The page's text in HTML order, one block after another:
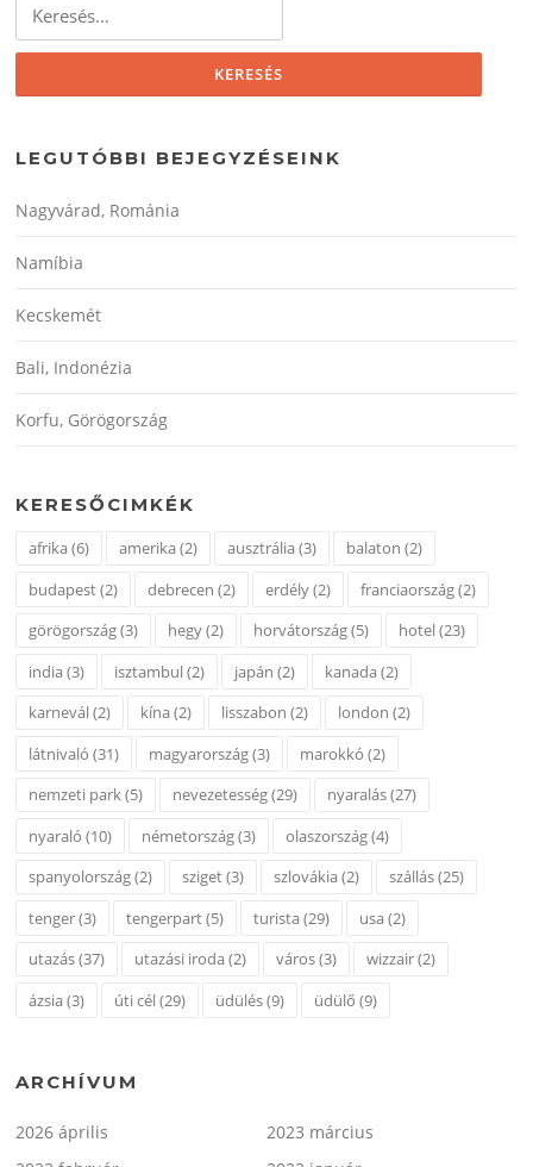
LEGUTÓBBI BEJEGYZÉSEINK
Nagyvárad, Románia
Namíbia
Kecskemét
Bali, Indonézia
Korfu, Görögország
KERESŐCIMKÉK
afrika(6) amerika(2) ausztrália(3) balaton (2)
budapest(2) debrecen (2) erdély(2) franciaország(2)
görögország(3) hegy(2) horvátország(5) hotel(23)
india(3) isztambul(2) japán (2) kanada(2)
karnevál(2) kína(2) lisszabon (2) london (2)
látnivaló (31) magyarország(3) marokkó (2)
nemzeti park(5) nevezetesség(29) nyaralás(27)
nyaraló (10) németország(3) olaszország(4)
spanyolország(2) sziget(3) szlovákia(2) szállás(25)
tenger(3) tengerpart(5) turista(29) usa(2)
utazás(37) utazási iroda(2) város(3) wizzair(2)
ázsia(3) úti cél(29) üdülés(9) üdülő (9)
ARCHÍVUM
2026 április
2023 március